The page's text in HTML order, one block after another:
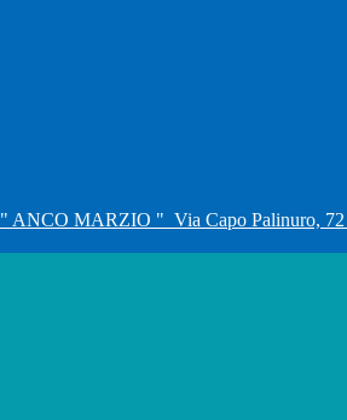
" ANCO MARZIO " Via Capo Palinuro,